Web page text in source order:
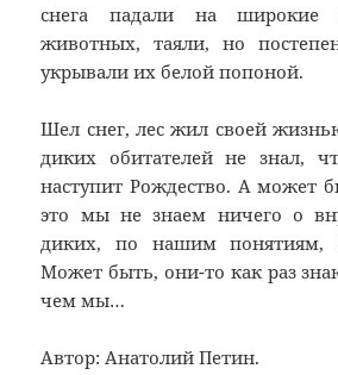
снега падали на широкие
животных, таяли, но
укрывали их белой попоной.
Шел снег, лес жил своей
диких обитателей не знал,
наступит Рождество. А может
это мы не знаем ничего о
диких, по нашим понятиям,
Может быть, они-то как раз
чем мы…
Автор: Анатолий Петин.